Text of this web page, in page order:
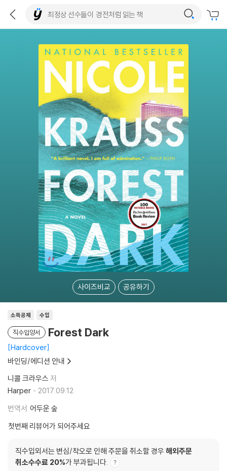
사이즈비교 공유하기
소득공제 수입
직수입양서 Forest Dark
Hardcover
바인딩/에디션 안내
니콜 크라우스 저
Harper
2017.09.12.
번역서 어두운 숲
첫번째 리뷰어가 되어주세요
직수입외서는 변심/착오로 인해 주문을 취소할 경우 해외주문
취소수수료 20%가 부과됩니다.